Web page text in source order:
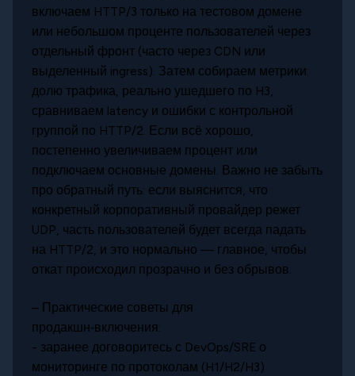
включаем HTTP/3 только на тестовом домене
или небольшом проценте пользователей через
отдельный фронт (часто через CDN или
выделенный ingress). Затем собираем метрики:
долю трафика, реально ушедшего по H3,
сравниваем latency и ошибки с контрольной
группой по HTTP/2. Если всё хорошо,
постепенно увеличиваем процент или
подключаем основные домены. Важно не забыть
про обратный путь: если выяснится, что
конкретный корпоративный провайдер режет
UDP, часть пользователей будет всегда падать
на HTTP/2, и это нормально — главное, чтобы
откат происходил прозрачно и без обрывов.
– Практические советы для
продакшн‑включения:
- заранее договоритесь с DevOps/SRE о
мониторинге по протоколам (H1/H2/H3)